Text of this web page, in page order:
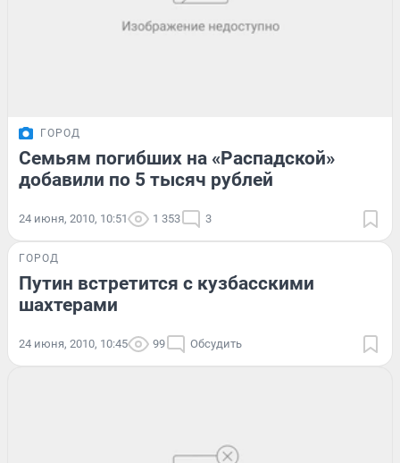
ГОРОД
Семьям погибших на «Распадской»
добавили по 5 тысяч рублей
24 июня, 2010, 10:51 1 353 3
ГОРОД
Путин встретится с кузбасскими
шахтерами
24 июня, 2010, 10:45 99 Обсудить